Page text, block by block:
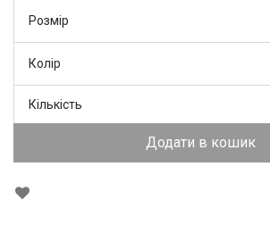
Розмір
Колір
Кількість
Додати в кошик